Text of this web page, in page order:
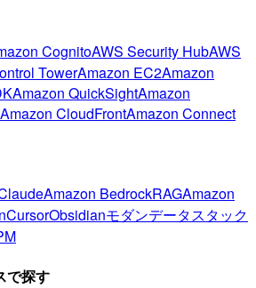
CognitoAWS Security HubAWS
TowerAmazon EC2Amazon
Amazon QuickSightAmazon
Amazon CloudFrontAmazon Connect
Amazon BedrockRAGAmazon
CursorObsidianモダンデータスタック
で探す